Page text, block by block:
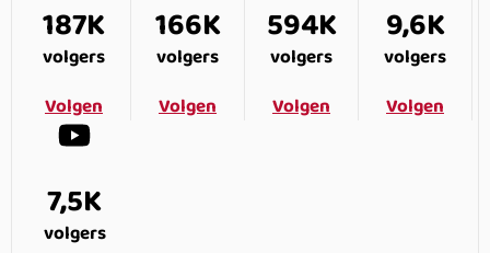
187K
volgers
Volgen
166K
volgers
Volgen
594K
volgers
Volgen
9,6K
volgers
Volgen
7,5K
volgers